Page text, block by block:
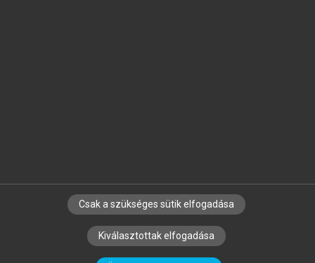
SZERZŐKNEK CÉGEKNEK KÖNYVTÁROSOKNAK
SZERKESZTÉSI ÉS LEKTORÁLÁSI ALAPELVEK
Csak a szükséges sütik elfogadása
Kiválasztottak elfogadása